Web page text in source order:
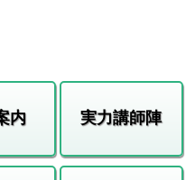
内 実力講師陣